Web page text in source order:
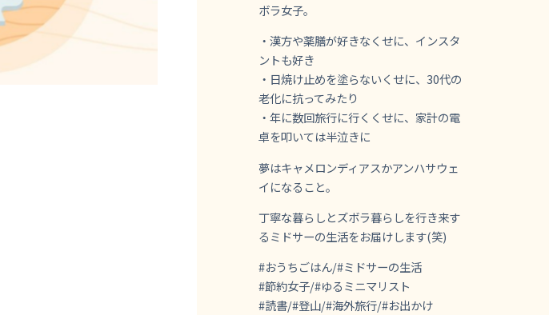
ボラ女子。
・漢方や薬膳が好きなくせに、インスタ
ントも好き
・日焼け止めを塗らないくせに、30代の
老化に抗ってみたり
・年に数回旅行に行くくせに、家計の電
卓を叩いては半泣きに
夢はキャメロンディアスかアンハサウェ
イになること。
丁寧な暮らしとズボラ暮らしを行き来す
るミドサーの生活をお届けします(笑)
#おうちごはん/#ミドサーの生活
#節約女子/#ゆるミニマリスト
#読書/#登山/#海外旅行/#お出かけ